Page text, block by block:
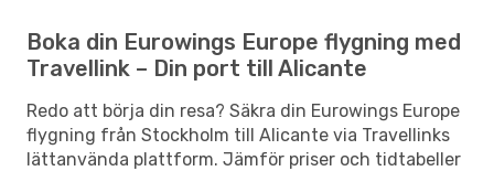
Boka din Eurowings Europe flygning med
Travellink – Din port till Alicante
Redo att börja din resa? Säkra din Eurowings Europe
flygning från Stockholm till Alicante via Travellinks
lättanvända plattform. Jämför priser och tidtabeller